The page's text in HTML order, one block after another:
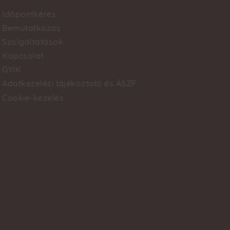
Footer
menu
Időpontkérés
Bemutatkozás
Szolgáltatások
Kapcsolat
GYIK
Adatkezelési tájékoztató és ÁSZF
Cookie-kezelés